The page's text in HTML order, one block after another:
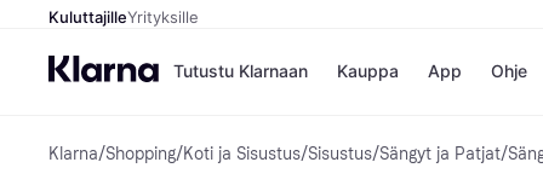
KuluttajilleYrityksille
Tutustu Klarnaan Kauppa
Kaupat
App Ohje
Klarna/Shopping/Koti ja Sisustus/Sisustus/Sängyt ja Patjat/